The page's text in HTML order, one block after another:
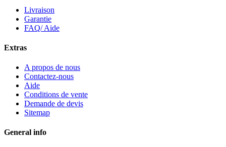
Livraison
Garantie
FAQ/ Aide
Extras
A propos de nous
Contactez-nous
Aide
Conditions de vente
Demande de devis
Sitemap
General info